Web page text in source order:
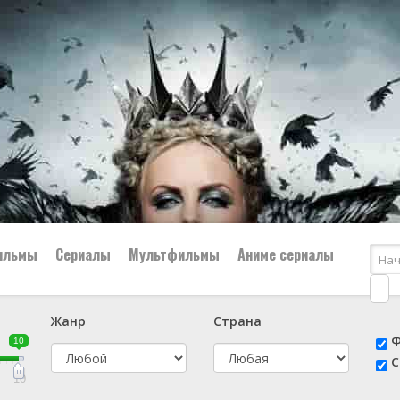
👨‍✈️ Военный
🕵️‍♂️ Детектив
Сериалы Мультфильмы Аниме сериалы
10
10
Жанр
Страна